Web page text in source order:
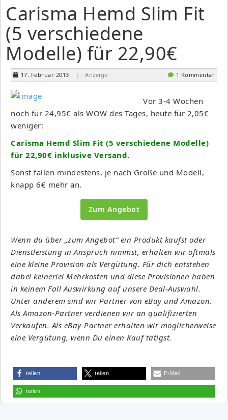
Carisma Hemd Slim Fit
(5 verschiedene
Modelle) für 22,90€
17. Februar 2013 | Anzeige 1 Kommentar
Vor 3-4 Wochen
noch für 24,95€ als WOW des Tages, heute für 2,05€
weniger:
Carisma Hemd Slim Fit (5 verschiedene Modelle)
für 22,90€ inklusive Versand.
Sonst fallen mindestens, je nach Größe und Modell,
knapp 6€ mehr an.
Zum Angebot
Wenn du über „zum Angebot“ ein Produkt kaufst oder
Dienstleistung in Anspruch nimmst, erhalten wir oftmals
eine kleine Provision als Vergütung. Für dich entstehen
dabei keinerlei Mehrkosten und diese Provisionen haben
in keinem Fall Auswirkung auf unsere Deal-Auswahl.
Unter anderem sind wir Partner von eBay und Amazon.
Als Amazon-Partner verdienen wir an qualifizierten
Verkäufen. Als eBay-Partner erhalten wir möglicherweise
eine Vergütung, wenn Du einen Kauf tätigst.
teilen teilen E-Mail
teilen